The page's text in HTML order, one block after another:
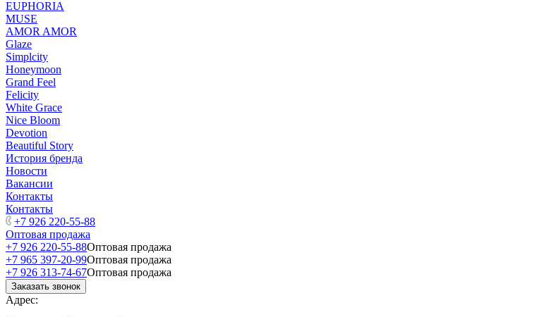
EUPHORIA
MUSE
AMOR AMOR
Glaze
Simplcity
Honeymoon
Grand Feel
Felicity
White Grace
Nice Bloom
Devotion
Beautiful Story
История бренда
Новости
Вакансии
Контакты
Контакты
+7 926 220-55-88
Оптовая продажа
+7 926 220-55-88Оптовая продажа
+7 965 397-20-99Оптовая продажа
+7 926 313-74-67Оптовая продажа
Заказать звонок
Адрес: